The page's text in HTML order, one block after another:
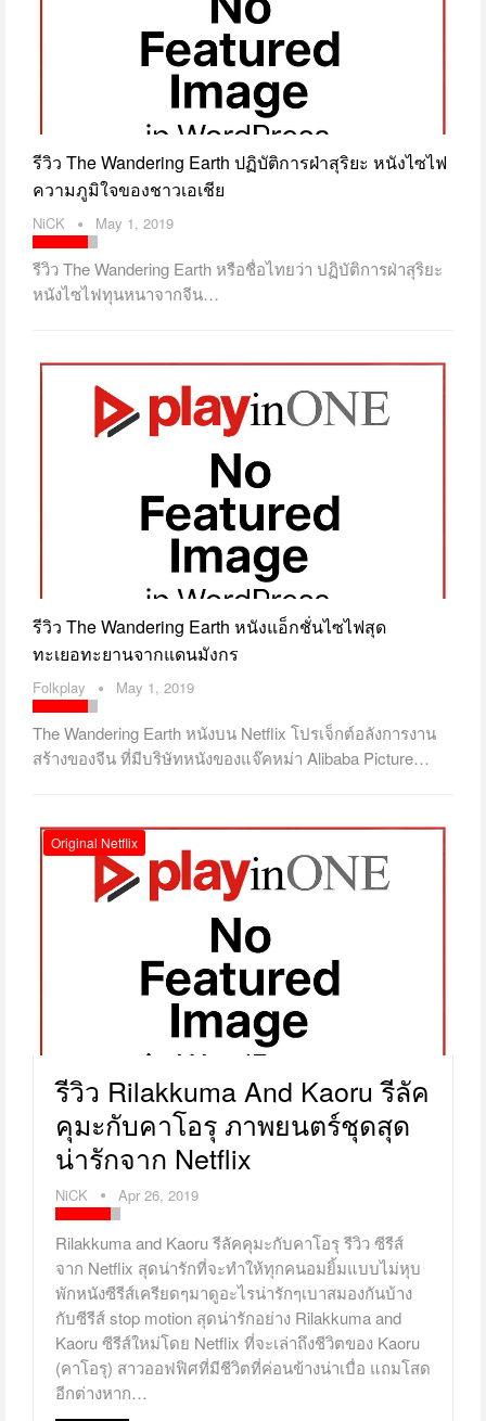
รีวิว The Wandering Earth ปฏิบัติการฝ่าสุริยะ หนังไซไฟ
ความภูมิใจของชาวเอเชีย
NiCK May 1, 2019
รีวิว The Wandering Earth หรือชื่อไทยว่า ปฏิบัติการฝ่าสุริยะ
หนังไซไฟทุนหนาจากจีน…
รีวิว The Wandering Earth หนังแอ็กชั่นไซไฟสุด
ทะเยอทะยานจากแดนมังกร
Folkplay May 1, 2019
The Wandering Earth หนังบน Netflix โปรเจ็กต์อลังการงาน
สร้างของจีน ที่มีบริษัทหนังของแจ๊คหม่า Alibaba Picture…
Original Netflix
รีวิว Rilakkuma And Kaoru รีลัค
คุมะกับคาโอรุ ภาพยนตร์ชุดสุด
น่ารักจาก Netflix
NiCK Apr 26, 2019
Rilakkuma and Kaoru รีลัคคุมะกับคาโอรุ รีวิว ซีรีส์
จาก Netflix สุดน่ารักที่จะทำให้ทุกคนอมยิ้มแบบไม่หุบ
พักหนังซีรีส์เครียดๆมาดูอะไรน่ารักๆเบาสมองกันบ้าง
กับซีรีส์ stop motion สุดน่ารักอย่าง Rilakkuma and
Kaoru ซีรีส์ใหม่โดย Netflix ที่จะเล่าถึงชีวิตของ Kaoru
(คาโอรุ) สาวออฟฟิศที่มีชีวิตที่ค่อนข้างน่าเบื่อ แถมโสด
อีกต่างหาก…